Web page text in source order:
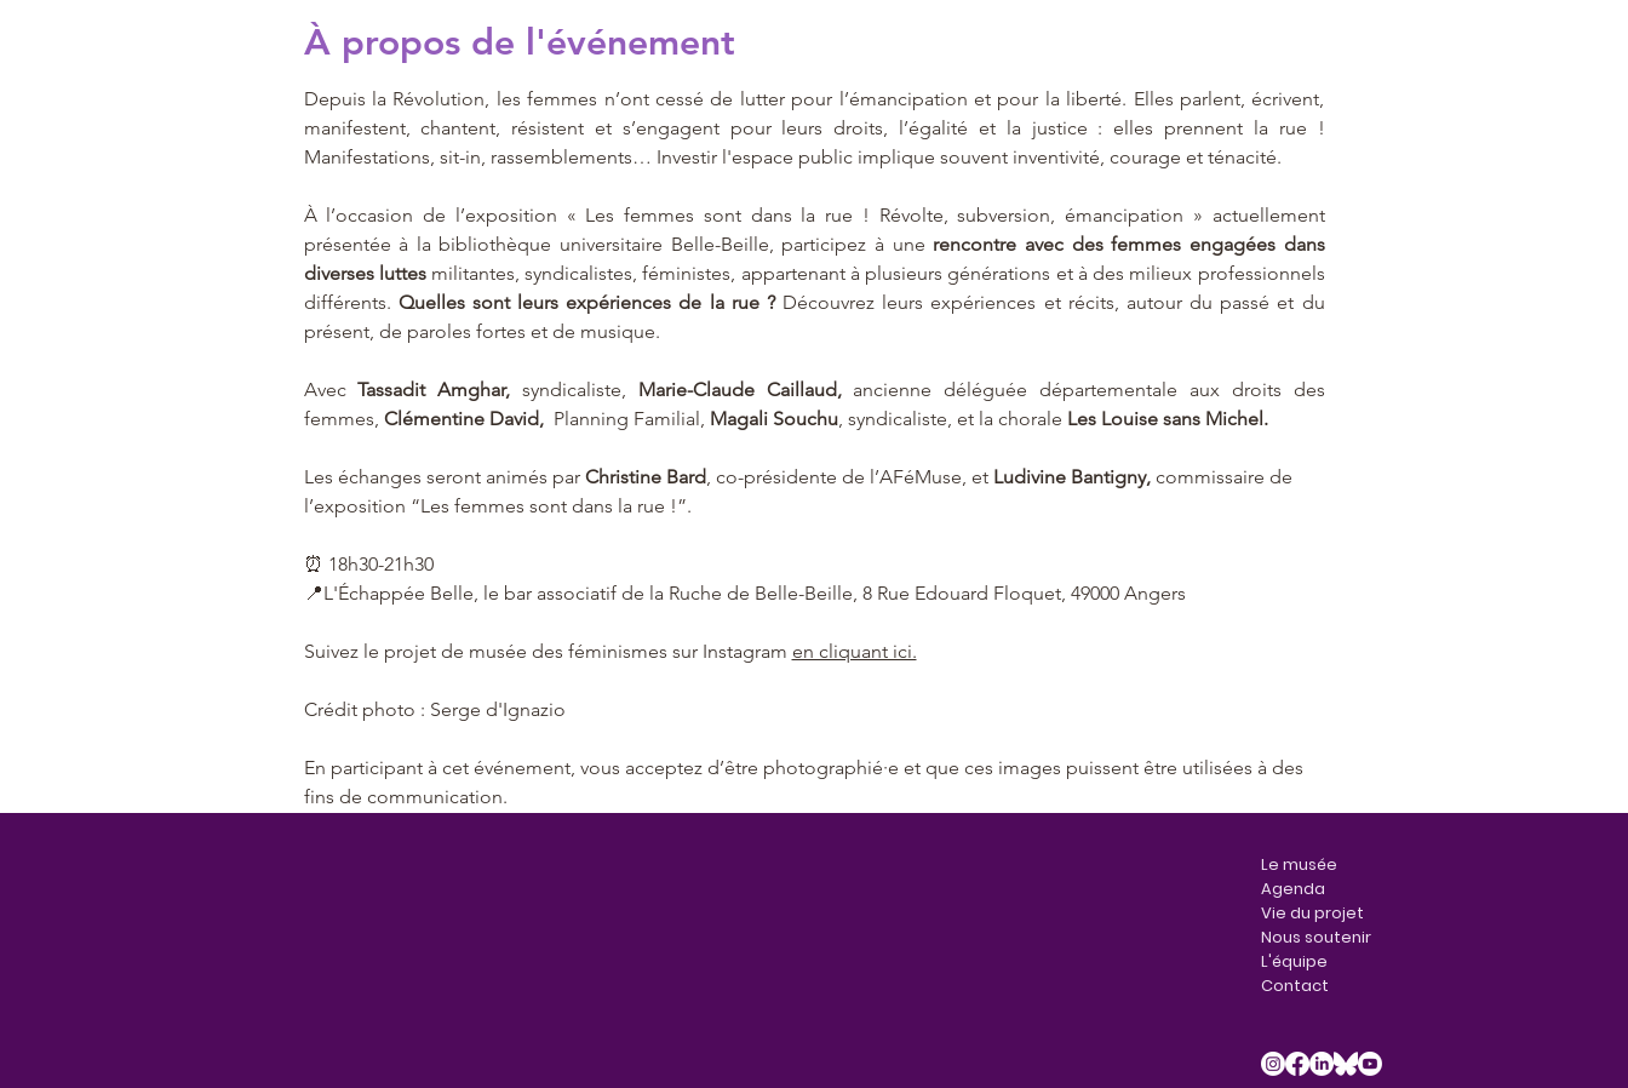
À propos de l'événement
Depuis la Révolution, les femmes n’ont cessé de lutter pour l’émancipation et pour la liberté. Elles parlent, écrivent,
manifestent, chantent, résistent et s’engagent pour leurs droits, l’égalité et la justice : elles prennent la rue !
Manifestations, sit-in, rassemblements… Investir l'espace public implique souvent inventivité, courage et ténacité.
À l’occasion de l’exposition « Les femmes sont dans la rue ! Révolte, subversion, émancipation » actuellement
présentée à la bibliothèque universitaire Belle-Beille, participez à une rencontre avec des femmes engagées dans
diverses luttes militantes, syndicalistes, féministes, appartenant à plusieurs générations et à des milieux professionnels
différents. Quelles sont leurs expériences de la rue ? Découvrez leurs expériences et récits, autour du passé et du
présent, de paroles fortes et de musique.
Avec Tassadit Amghar, syndicaliste, Marie-Claude Caillaud, ancienne déléguée départementale aux droits des
femmes, Clémentine David, Planning Familial, Magali Souchu, syndicaliste, et la chorale Les Louise sans Michel.
Les échanges seront animés par Christine Bard, co-présidente de l’AFéMuse, et Ludivine Bantigny, commissaire de
l’exposition “Les femmes sont dans la rue !”.
⏰ 18h30-21h30
📍L'Échappée Belle, le bar associatif de la Ruche de Belle-Beille, 8 Rue Edouard Floquet, 49000 Angers
Suivez le projet de musée des féminismes sur Instagram en cliquant ici.
Crédit photo : Serge d'Ignazio
En participant à cet événement, vous acceptez d’être photographié·e et que ces images puissent être utilisées à des
fins de communication.
Le musée
Agenda
Vie du projet
Nous soutenir
L'équipe
Contact